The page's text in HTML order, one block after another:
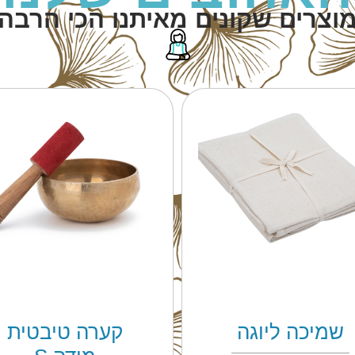
שקונים מאיתנו הכי הרבה
קערה טיבטית
כרית עיניים